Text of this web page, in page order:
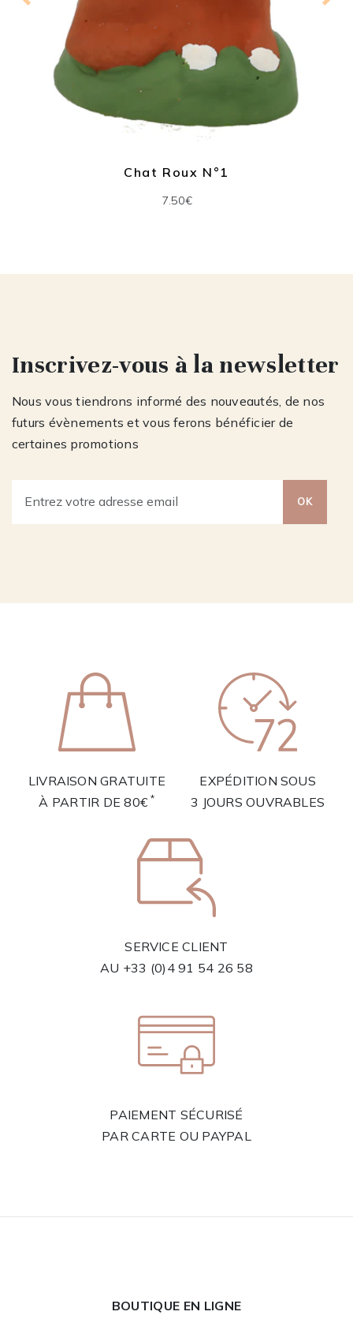
Chat Roux N°1
7.50€
Inscrivez-vous à la newsletter
Nous vous tiendrons informé des nouveautés, de nos
futurs évènements et vous ferons bénéficier de
certaines promotions
OK
LIVRAISON GRATUITE
À PARTIR DE 80€*
EXPÉDITION SOUS
3 JOURS OUVRABLES
SERVICE CLIENT
AU +33 (0)4 91 54 26 58
PAIEMENT SÉCURISÉ
PAR CARTE OU PAYPAL
BOUTIQUE EN LIGNE